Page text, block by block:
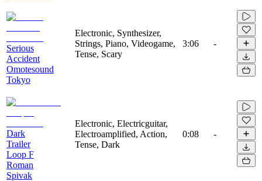
Serious
Accident
Omotesound
Tokyo
Electronic, Synthesizer,
Strings, Piano, Videogame,
Tense, Scary
3:06 -
Dark
Trailer
Loop F
Roman
Spivak
Electronic, Electricguitar,
Electroamplified, Action,
Tense, Dark
0:08 -